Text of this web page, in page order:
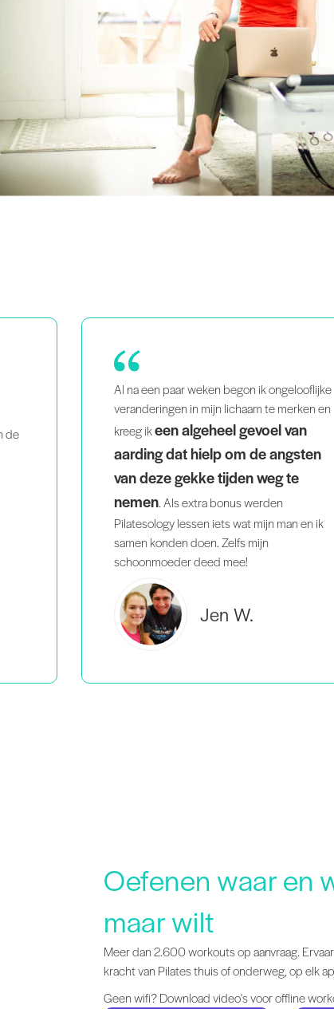
Ik heb veel meer vertrouwen
gekregen in mijn cueing en lessen.
Het is ongelooflijk leerzaam en elke cent
waard.
Brooke C.
Oefenen waar en
maar wilt
Meer dan 2.600 workouts op aanvraag.
kracht van Pilates thuis of onderweg, op elk
Geen wifi? Download video's voor offline